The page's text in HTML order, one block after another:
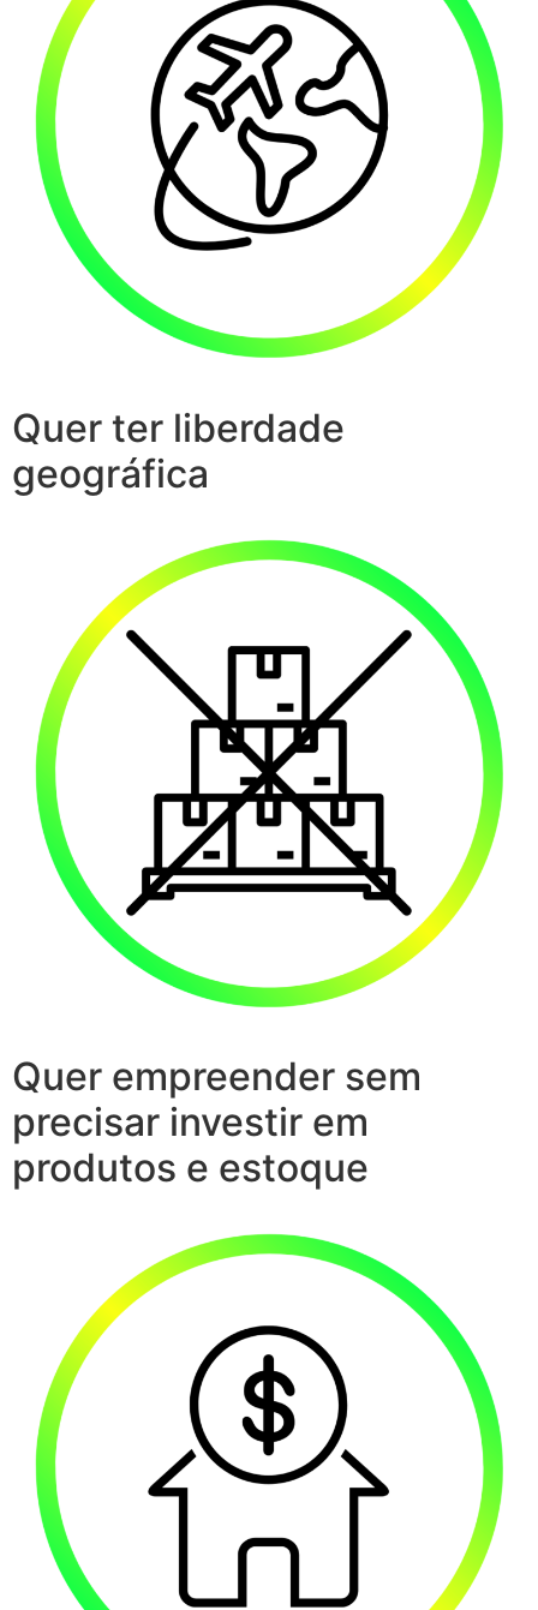
Quer ter liberdade
geográfica
Quer empreender sem
precisar investir em
produtos e estoque